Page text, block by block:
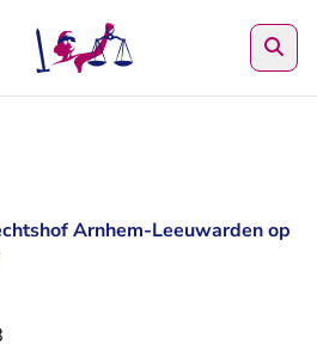
Arnhem-Leeuwarden op